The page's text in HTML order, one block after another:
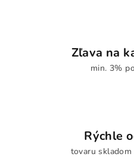
Zľava na
min. 3%
Rýchle
tovaru